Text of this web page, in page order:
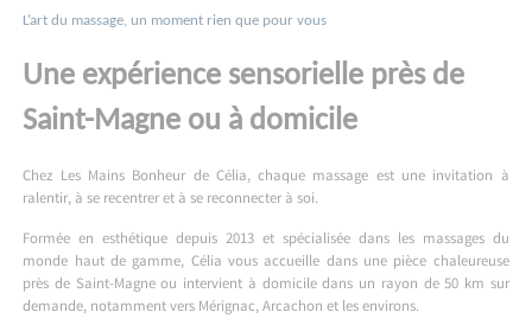
L’art du massage, un moment rien que pour vous
Une expérience sensorielle près de
Saint-Magne ou à domicile
Chez Les Mains Bonheur de Célia, chaque massage est une invitation à
ralentir, à se recentrer et à se reconnecter à soi.
Formée en esthétique depuis 2013 et spécialisée dans les massages du
monde haut de gamme, Célia vous accueille dans une pièce chaleureuse
près de Saint-Magne ou intervient à domicile dans un rayon de 50 km sur
demande, notamment vers Mérignac, Arcachon et les environs.